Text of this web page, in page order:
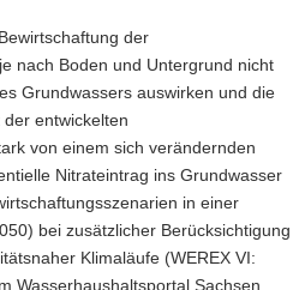
der
nach Boden und Untergrund nicht
Grundwassers auswirken und die
entwickelten
von einem sich verändernden
Nitrateintrag ins Grundwasser
in einer
bei zusätzlicher Berücksichtigung
Klimaläufe (WEREX VI:
Wasserhaushaltsportal Sachsen